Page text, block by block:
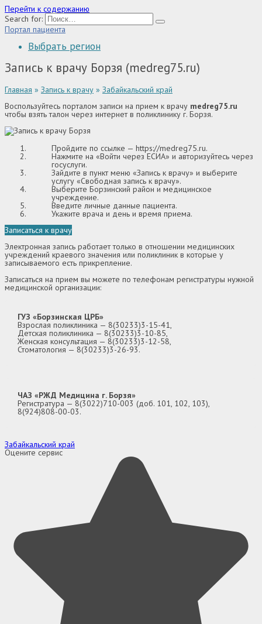
Перейти к содержанию
Search for:
Портал пациента
Выбрать регион
Запись к врачу Борзя (medreg75.ru)
Главная » Запись к врачу » Забайкальский край
Воспользуйтесь порталом записи на прием к врачу medreg75.ru
чтобы взять талон через интернет в поликлинику г. Борзя.
Пройдите по ссылке — https://medreg75.ru.
Нажмите на «Войти через ЕСИА» и авторизуйтесь через
госуслуги.
Зайдите в пункт меню «Запись к врачу» и выберите
услугу «Свободная запись к врачу».
Выберите Борзинский район и медицинское
учреждение.
Введите личные данные пациента.
Укажите врача и день и время приема.
Записаться к врачу
Электронная запись работает только в отношении медицинских
учреждений краевого значения или поликлиник в которые у
записываемого есть прикрепление.
Записаться на прием вы можете по телефонам регистратуры нужной
медицинской организации:
ГУЗ «Борзинская ЦРБ»
Взрослая поликлиника — 8(30233)3-15-41,
Детская поликлиника — 8(30233)3-10-85,
Женская консультация — 8(30233)3-12-58,
Стоматология — 8(30233)3-26-93.
ЧАЗ «РЖД Медицина г. Борзя»
Регистратура — 8(3022)710-003 (доб. 101, 102, 103),
8(924)808-00-03.
Забайкальский край
Оцените сервис